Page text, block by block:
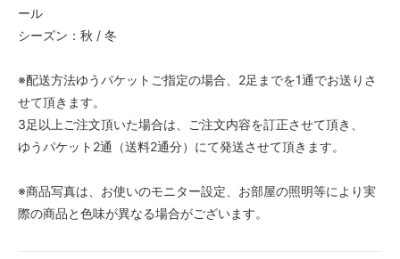
ール
シーズン：秋 / 冬
※配送方法ゆうパケットご指定の場合、2足までを1通でお送りさ
せて頂きます。
3足以上ご注文頂いた場合は、ご注文内容を訂正させて頂き、
ゆうパケット2通（送料2通分）にて発送させて頂きます。
※商品写真は、お使いのモニター設定、お部屋の照明等により実
際の商品と色味が異なる場合がございます。